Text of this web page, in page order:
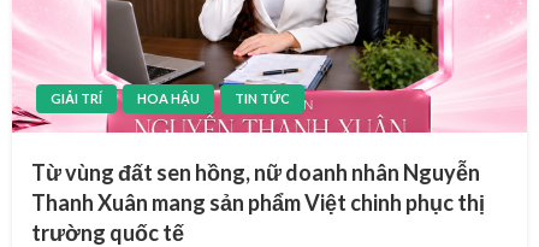
GIẢI TRÍ HOA HẬU TIN TỨC
Từ vùng đất sen hồng, nữ doanh nhân Nguyễn
Thanh Xuân mang sản phẩm Việt chinh phục thị
trường quốc tế